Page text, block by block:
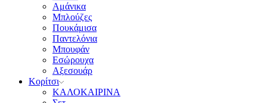
Αμάνικα
Μπλούζες
Πουκάμισα
Παντελόνια
Μπουφάν
Εσώρουχα
Αξεσουάρ
Κορίτσι
ΚΑΛΟΚΑΙΡΙΝΑ